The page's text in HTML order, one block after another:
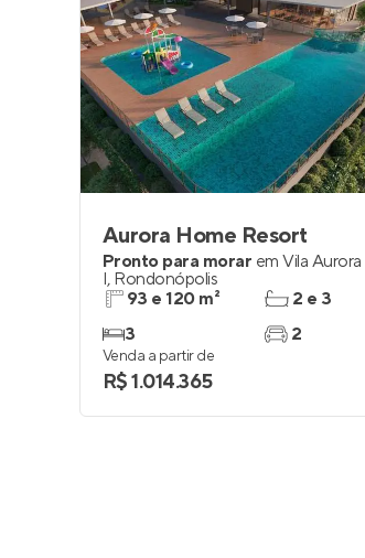
Aurora Home Resort
Pronto para morar em Vila Aurora
I, Rondonópolis
93 e 120 m²
3
2 e 3
2
Venda a partir de
R$ 1.014.365